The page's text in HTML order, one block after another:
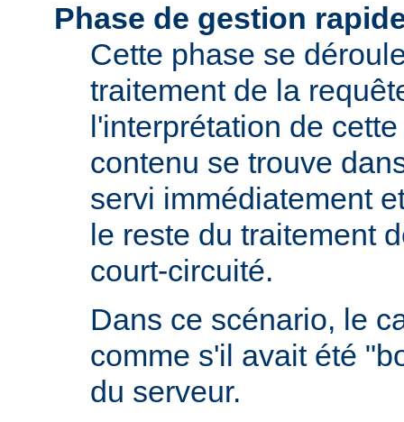
Phase de gestion
Cette phase se
traitement de la
l'interprétation de
contenu se trouve
servi immédiatement
le reste du traitement
court-circuité.
Dans ce scénario, le
comme s'il avait été
du serveur.